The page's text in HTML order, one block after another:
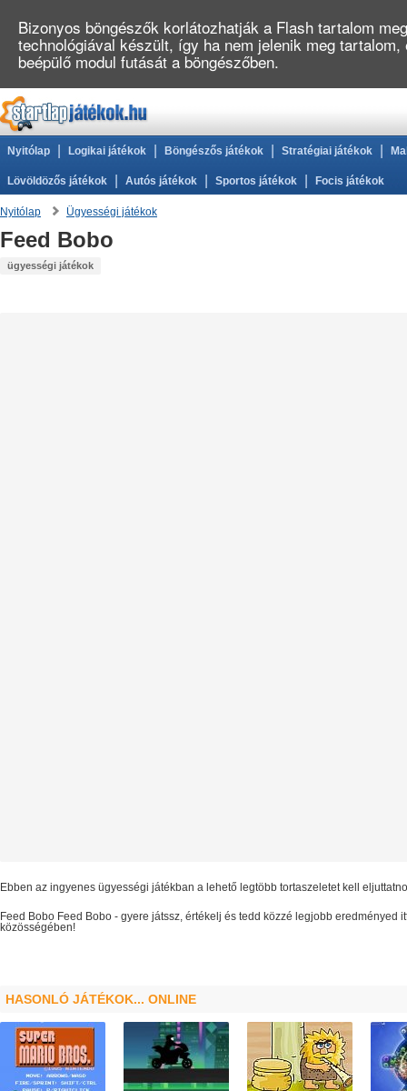
Nyitólap Logikai játékok Böngészős játékok Stratégiai játékok
Lövöldözős játékok Autós játékok Sportos játékok Focis játékok
Nyitólap Ügyességi játékok
Feed Bobo
ügyességi játékok
Ebben az ingyenes ügyességi játékban a lehető legtöbb tortaszeletet kell
Feed Bobo - gyere játssz, értékelj és tedd közzé legjobb eredményed
Feed Bobo
közösségében!
HASONLÓ JÁTÉKOK... ONLINE
Bizonyos böngészők korlátozhatják a Flash tartalom
technológiával készült, így ha nem jelenik meg
beépülő modul futását a böngészőben.